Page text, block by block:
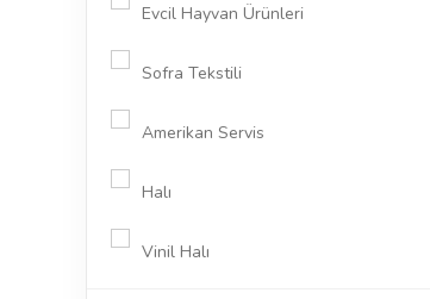
Evcil Hayvan Ürünleri
Sofra Tekstili
Amerikan Servis
Halı
Vinil Halı